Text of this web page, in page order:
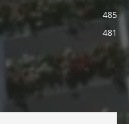
485
481